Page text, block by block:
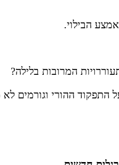
הבילוי.
המרובות בלילה?
ההורי וגורמים לא